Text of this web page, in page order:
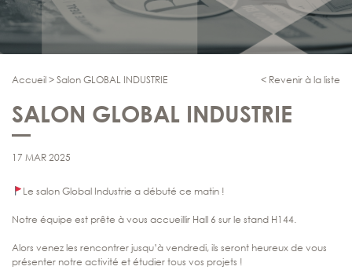
Accueil>Salon GLOBAL INDUSTRIE < Revenir à la liste
SALON GLOBAL INDUSTRIE
17 MAR 2025
Le salon Global Industrie a débuté ce matin !
Notre équipe est prête à vous accueillir Hall 6 sur le stand H144.
Alors venez les rencontrer jusqu’à vendredi, ils seront heureux de vous
présenter notre activité et étudier tous vos projets !